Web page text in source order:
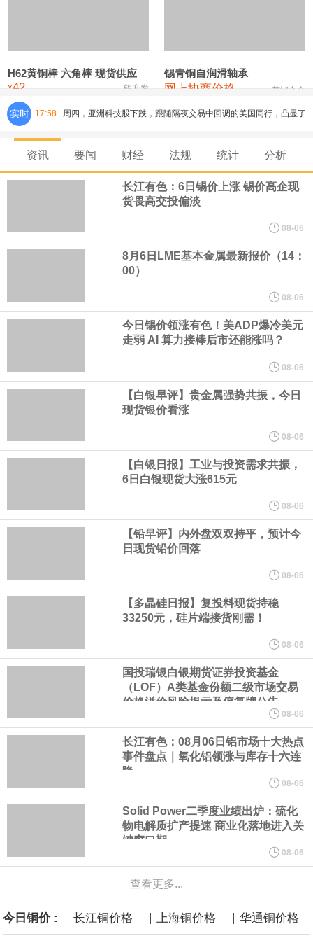
氯化镍 38,300—40,300 39,300 0
H62黄铜棒 六角棒 现货供应
¥42 锦升发
锡青铜自润滑轴承
网上协商价格 芜湖合金
实时 17:58 周四，亚洲科技股下跌，跟随隔夜交易中回调的美国同行，凸显了
全球科技股波动性的加剧。 日本市场中，软银股价收盘下跌4.4%，
芯片设备制造商东京电子股价下跌近6%，日本存储芯片制造商铠侠
WPP股价料创1992年以来最大单日涨幅，上涨25%至11个月高位。
在地上方的山坡已经被开挖，露出赤红土层，并修出层层台地。但
美元的项目制造重重阻碍
0.08%，法国CAC40指数涨0.03%，欧洲斯托克50指数跌0.15%，
LME伦镍日内跌超3.00%，现报16574.100美元/吨。
瑞士7月季调后失业率 3.1%，预期 3.1%，前值 3.1%。瑞士7月未
季调失业率 3%，预期 3%，前值 2.9%。
商品期货收盘，黄金连续涨3.44%，焦炭连续涨2.72%，铁矿石连续
涨2.64%，镍连续跌2.62%，白银连续涨2.61%。
沙特下调了对亚洲的主要原油价格，与此同时，各方正就一项旨在
缓解霍尔木兹海峡航运压力的协议进行谈判。尽管胡塞武装的威胁
危及了经由红海向东运输原油的替代路线，但沙特方面仍下调了价
美国国会预算办公室5日发布的报告估算，美国总统特朗普要求打造
的海军全新核动力“黄金舰队”可能需要在今后数十年间支出约2750
亿美元。其中，首艘“特朗普级”战列舰“无畏”号预估造价比原来至少
资讯 要闻 财经 法规 统计 分析
长江有色：6日锡价上涨 锡价高企现
货畏高交投偏淡
08-06
8月6日LME基本金属最新报价（14：
00）
08-06
今日锡价领涨有色！美ADP爆冷美元
走弱 AI 算力接棒后市还能涨吗？
08-06
【白银早评】贵金属强势共振，今日
现货银价看涨
08-06
【白银日报】工业与投资需求共振，
6日白银现货大涨615元
08-06
【铅早评】内外盘双双持平，预计今
日现货铅价回落
08-06
【多晶硅日报】复投料现货持稳
33250元，硅片端接货刚需！
08-06
国投瑞银白银期货证券投资基金
（LOF）A类基金份额二级市场交易
价格溢价风险提示及停复牌公告
08-06
长江有色：08月06日铝市场十大热点
事件盘点｜氧化铝领涨与库存十六连
降
08-06
Solid Power二季度业绩出炉：硫化
物电解质扩产提速 商业化落地进入关
键窗口期
08-06
查看更多...
今日铜价 : 长江铜价格 | 上海铜价格 | 华通铜价格